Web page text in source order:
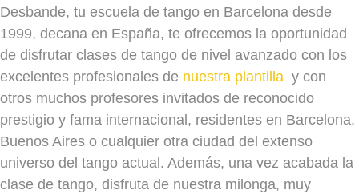
Desbande, tu escuela de tango en Barcelona desde
1999, decana en España, te ofrecemos la oportunidad
de disfrutar clases de tango de nivel avanzado con los
excelentes profesionales de nuestra plantilla y con
otros muchos profesores invitados de reconocido
prestigio y fama internacional, residentes en Barcelona,
Buenos Aires o cualquier otra ciudad del extenso
universo del tango actual. Además, una vez acabada la
clase de tango, disfruta de nuestra milonga, muy